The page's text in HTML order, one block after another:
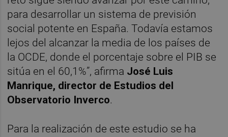
para desarrollar un sistema de previsión
social potente en España. Todavía estamos
lejos del alcanzar la media de los países de
la OCDE, donde el porcentaje sobre el PIB se
sitúa en el 60,1%”, afirma José Luis
Manrique, director de Estudios del
Observatorio Inverco.
Para la realización de este estudio se ha